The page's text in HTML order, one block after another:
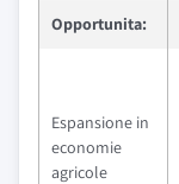
Opportunita:
Espansione in
economie
agricole